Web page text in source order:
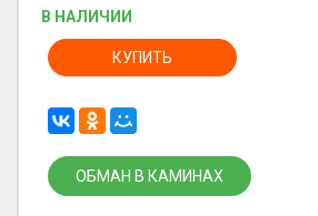
В НАЛИЧИИ
КУПИТЬ
ОБМАН В КАМИНАХ